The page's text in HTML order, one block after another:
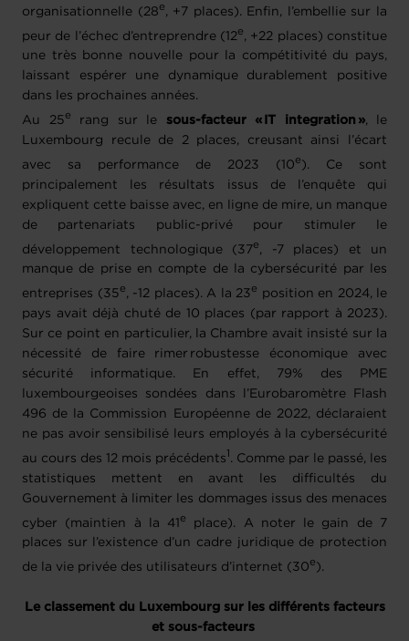
organisationnelle (28e, +7 places). Enfin, l’embellie sur la
peur de l’échec d’entreprendre (12e
, +22 places) constitue
une très bonne nouvelle pour la compétitivité du pays,
laissant espérer une dynamique durablement positive
dans les prochaines années.
Au 25e rang sur le sous-facteur « IT integration », le
Luxembourg recule de 2 places, creusant ainsi l’écart
avec sa performance de 2023 (10e ). Ce sont
principalement les résultats issus de l’enquête qui
expliquent cette baisse avec, en ligne de mire, un manque
de partenariats public-privé pour stimuler le
développement technologique (37e
, -7 places) et un
manque de prise en compte de la cybersécurité par les
entreprises (35e, -12 places). A la 23e
position en 2024, le
pays avait déjà chuté de 10 places (par rapport à 2023).
Sur ce point en particulier, la Chambre avait insisté sur la
nécessité de faire rimer robustesse économique avec
sécurité informatique. En effet, 79% des PME
luxembourgeoises sondées dans l’Eurobaromètre Flash
496 de la Commission Européenne de 2022, déclaraient
ne pas avoir sensibilisé leurs employés à la cybersécurité
au cours des 12 mois précédents1 . Comme par le passé, les
statistiques mettent en avant les difficultés du
Gouvernement à limiter les dommages issus des menaces
cyber (maintien à la 41 e
place). A noter le gain de 7
places sur l’existence d’un cadre juridique de protection
de la vie privée des utilisateurs d’internet (30e ).
Le classement du Luxembourg sur les différents facteurs
et sous-facteurs